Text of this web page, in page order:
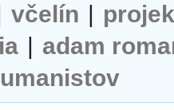
včelín |
| adam